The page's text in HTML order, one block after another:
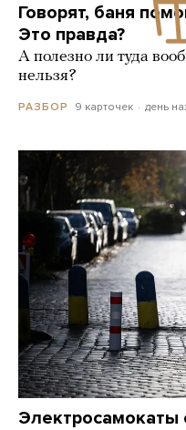
Говорят, баня
Это правда?
А полезно ли туда
нельзя?
РАЗБОР 9 карточек день
Электросамокаты